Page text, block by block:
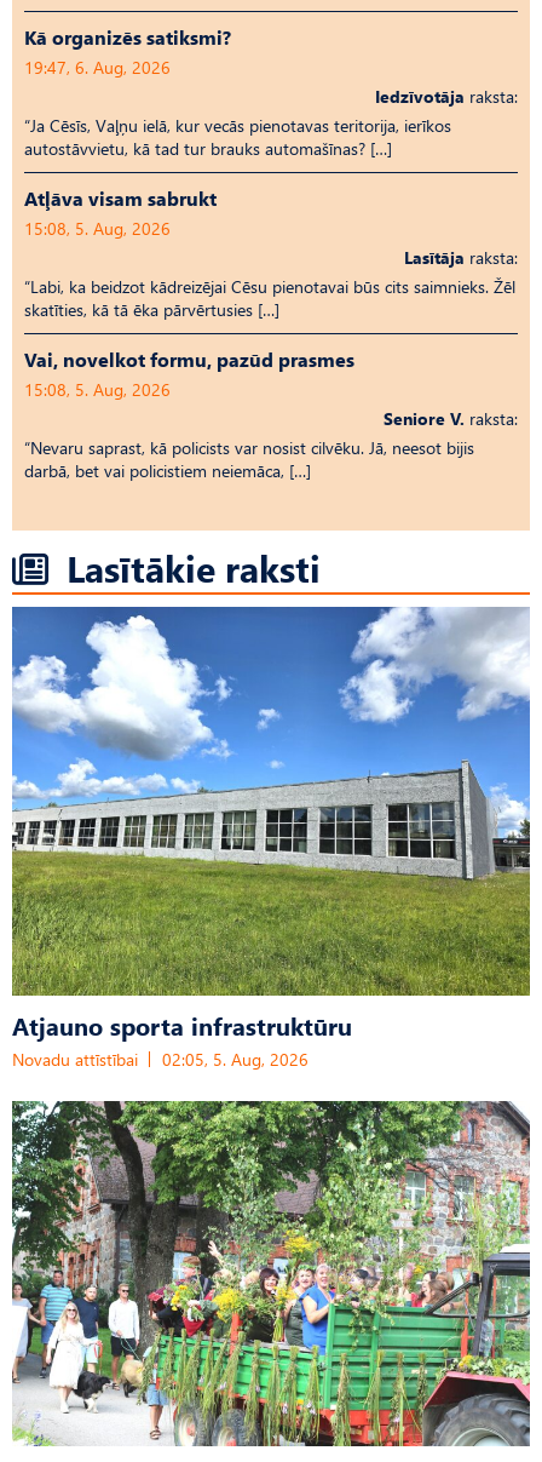
Kā organizēs satiksmi?
19:47, 6. Aug, 2026
Iedzīvotāja raksta:
“Ja Cēsīs, Vaļņu ielā, kur vecās pienotavas teritorija, ierīkos
autostāvvietu, kā tad tur brauks automašīnas? […]
Atļāva visam sabrukt
15:08, 5. Aug, 2026
Lasītāja raksta:
“Labi, ka beidzot kādreizējai Cēsu pienotavai būs cits saimnieks. Žēl
skatīties, kā tā ēka pārvērtusies […]
Vai, novelkot formu, pazūd prasmes
15:08, 5. Aug, 2026
Seniore V. raksta:
“Nevaru saprast, kā policists var nosist cilvēku. Jā, neesot bijis
darbā, bet vai policistiem neiemāca, […]
Lasītākie raksti
Atjauno sporta infrastruktūru
Novadu attīstībai 02:05, 5. Aug, 2026